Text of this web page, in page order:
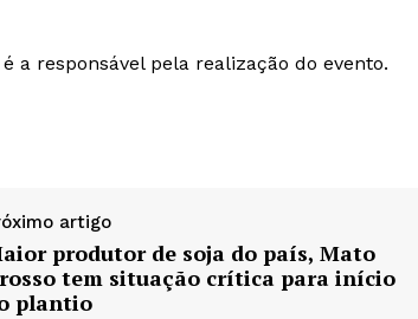
a responsável pela realização do evento.
artigo
produtor de soja do país, Mato
tem situação crítica para início
plantio